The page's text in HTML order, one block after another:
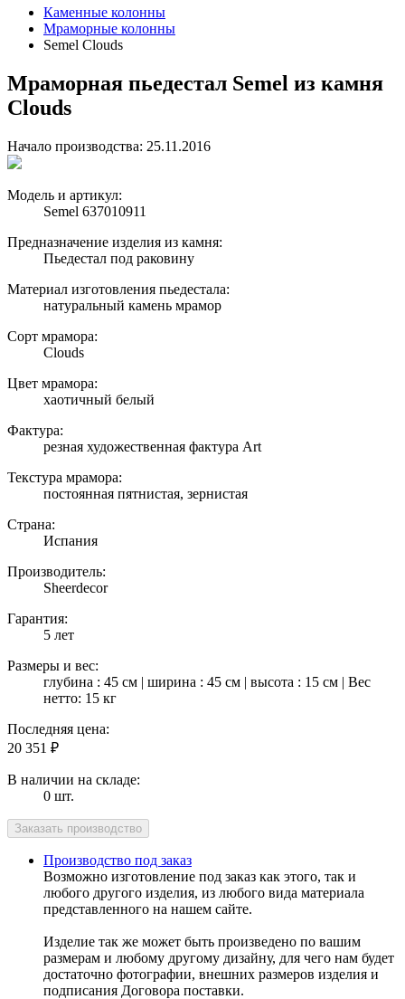
Каменные колонны
Мраморные колонны
Semel Clouds
Мраморная пьедестал Semel из камня
Clouds
Начало производства: 25.11.2016
Модель и артикул:
Semel 637010911
Предназначение изделия из камня:
Пьедестал под раковину
Материал изготовления пьедестала:
натуральный камень мрамор
Сорт мрамора:
Clouds
Цвет мрамора:
хаотичный белый
Фактура:
резная художественная фактура Art
Текстура мрамора:
постоянная пятнистая, зернистая
Страна:
Испания
Производитель:
Sheerdecor
Гарантия:
5 лет
Размеры и вес:
глубина : 45 см | ширина : 45 см | высота : 15 см | Вес
нетто: 15 кг
Последняя цена:
20 351 ₽
В наличии на складе:
0 шт.
Производство под заказ
Возможно изготовление под заказ как этого, так и
любого другого изделия, из любого вида материала
представленного на нашем сайте.
Изделие так же может быть произведено по вашим
размерам и любому другому дизайну, для чего нам будет
достаточно фотографии, внешних размеров изделия и
подписания Договора поставки.